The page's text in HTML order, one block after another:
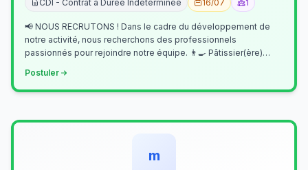
CDI - Contrat à Durée Indéterminée
16/07 1
📢 NOUS RECRUTONS ! Dans le cadre du développement de
notre activité, nous recherchons des professionnels
passionnés pour rejoindre notre équipe. 👨‍🍳 Pâtissier(ère)
Postuler
m